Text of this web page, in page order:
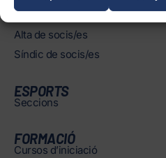
Àrea de socis/es
Alta de socis/es
Síndic de socis/es
ESPORTS
Seccions
FORMACIÓ
Cursos d’iniciació